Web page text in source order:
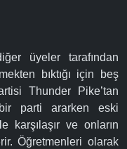
üyeler tarafından
bıktığı için beş
Thunder Pike’tan
bir parti ararken eski
ve onların
Öğretmenleri olarak